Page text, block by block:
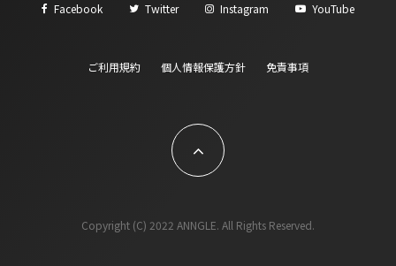
Facebook Twitter Instagram YouTube
ご利用規約 個人情報保護方針 免責事項
Copyright (C) 2022 ANNGLE. All Rights Reserved.